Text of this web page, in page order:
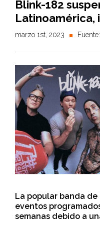
Blink-182
Latinoamérica,
marzo 1st, 2023 Fuente:
La popular banda de
eventos
semanas debido a